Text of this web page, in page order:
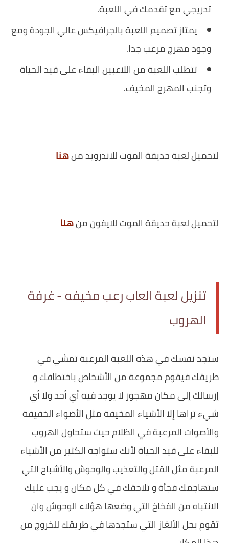
تدريجي مع تقدمك في اللعبة.
يمتاز تصميم اللعبة بالجرافيكس عالي الجودة ومع
وجود مهرج مرعب جدا.
تتطلب اللعبة من اللاعبين البقاء على قيد الحياة
وتجنب المهرج المخيف.
لتحميل لعبة حديقة الموت للاندرويد منهنا
لتحميل لعبة حديقة الموت للايفون منهنا
تنزيل لعبة العاب رعب مخيفه - غرفة
الهروب
‏ستجد نفسك في هذه اللعبة المرعبة تمشي في
طريقك فيقوم مجموعة من الأشخاص باختطافك و
إرسالك إلى مكان مهجور لا يوجد فيه أي أحد ولا أي
شيء تراها إلا الأشياء المخيفة مثل الأضواء الخفيفة
والأصوات المرعبة في الظلام حيث ستحاول الهروب
للبقاء على قيد الحياة لأنك ستواجه الكثير من الأشياء
المرعبة مثل القتل والتعذيب والوحوش والأشباح التي
ستهاجمك فجأة و تلاحقك في كل مكان و يجب عليك
الانتباه من الفخاخ التي وضعها هؤلاء الوحوش وان
تقوم بحل الألغاز التي ستجدها في طريقك للخروج من